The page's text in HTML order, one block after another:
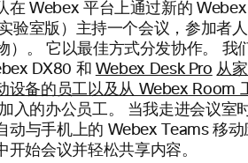
在 Webex 平台上通过新的 Webex
验室版）主持一个会议，参加者
）。 它以最佳方式分发协作。 我
DX80 和 Webex Desk Pro 从
设备的员工以及从 Webex Room
入的办公员工。 当我走进会议室
动与手机上的 Webex Teams 移动
开始会议并轻松共享内容。